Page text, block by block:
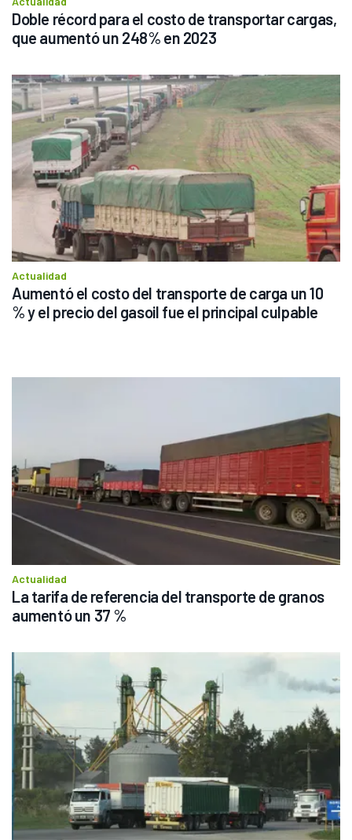
Doble récord para el costo de transportar cargas,
que aumentó un 248% en 2023
Actualidad
Aumentó el costo del transporte de carga un 10
% y el precio del gasoil fue el principal culpable
Actualidad
La tarifa de referencia del transporte de granos
aumentó un 37 %